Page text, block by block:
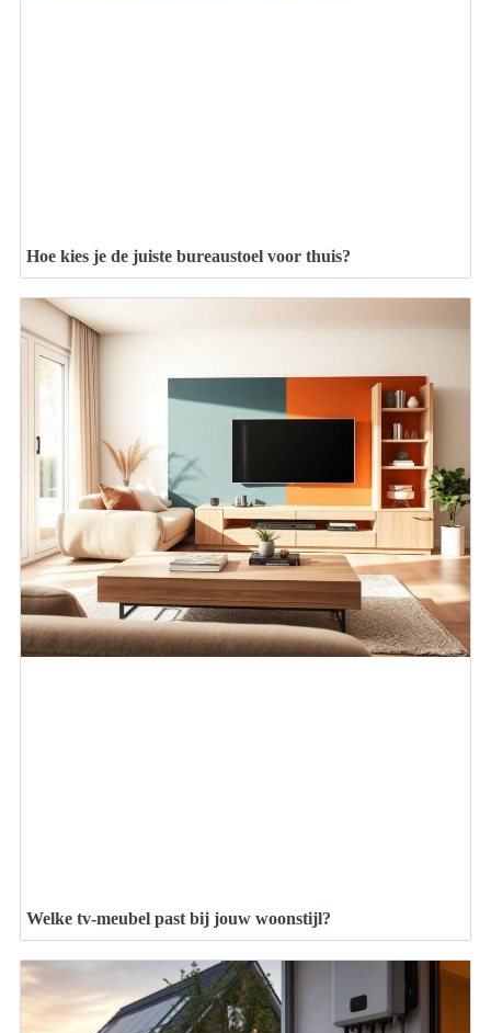
Hoe kies je de juiste bureaustoel voor thuis?
Welke tv-meubel past bij jouw woonstijl?